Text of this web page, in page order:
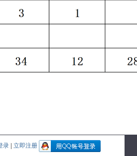
录 | 立即注册